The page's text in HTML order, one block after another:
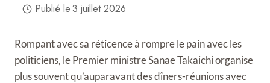
Publié le3 juillet 2026
Rompant avec sa réticence à rompre le pain avec les
politiciens, le Premier ministre Sanae Takaichi organise
plus souvent qu’auparavant des dîners-réunions avec